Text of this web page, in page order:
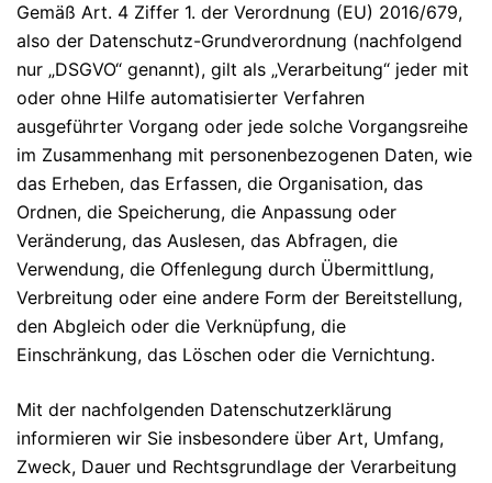
Gemäß Art. 4 Ziffer 1. der Verordnung (EU) 2016/679,
also der Datenschutz-Grundverordnung (nachfolgend
nur „DSGVO“ genannt), gilt als „Verarbeitung“ jeder mit
oder ohne Hilfe automatisierter Verfahren
ausgeführter Vorgang oder jede solche Vorgangsreihe
im Zusammenhang mit personenbezogenen Daten, wie
das Erheben, das Erfassen, die Organisation, das
Ordnen, die Speicherung, die Anpassung oder
Veränderung, das Auslesen, das Abfragen, die
Verwendung, die Offenlegung durch Übermittlung,
Verbreitung oder eine andere Form der Bereitstellung,
den Abgleich oder die Verknüpfung, die
Einschränkung, das Löschen oder die Vernichtung.
Mit der nachfolgenden Datenschutzerklärung
informieren wir Sie insbesondere über Art, Umfang,
Zweck, Dauer und Rechtsgrundlage der Verarbeitung